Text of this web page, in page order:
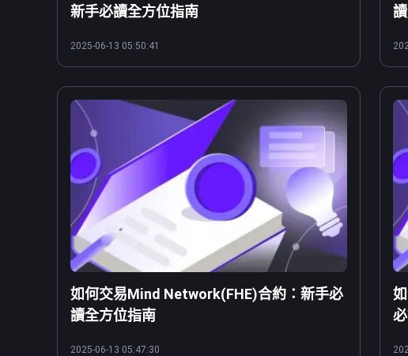
新手必讀全方位指南
2025-06-13 05:50:41
如何交易Mind Network(FHE)合約：新手必
讀全方位指南
2025-06-13 05:47:30